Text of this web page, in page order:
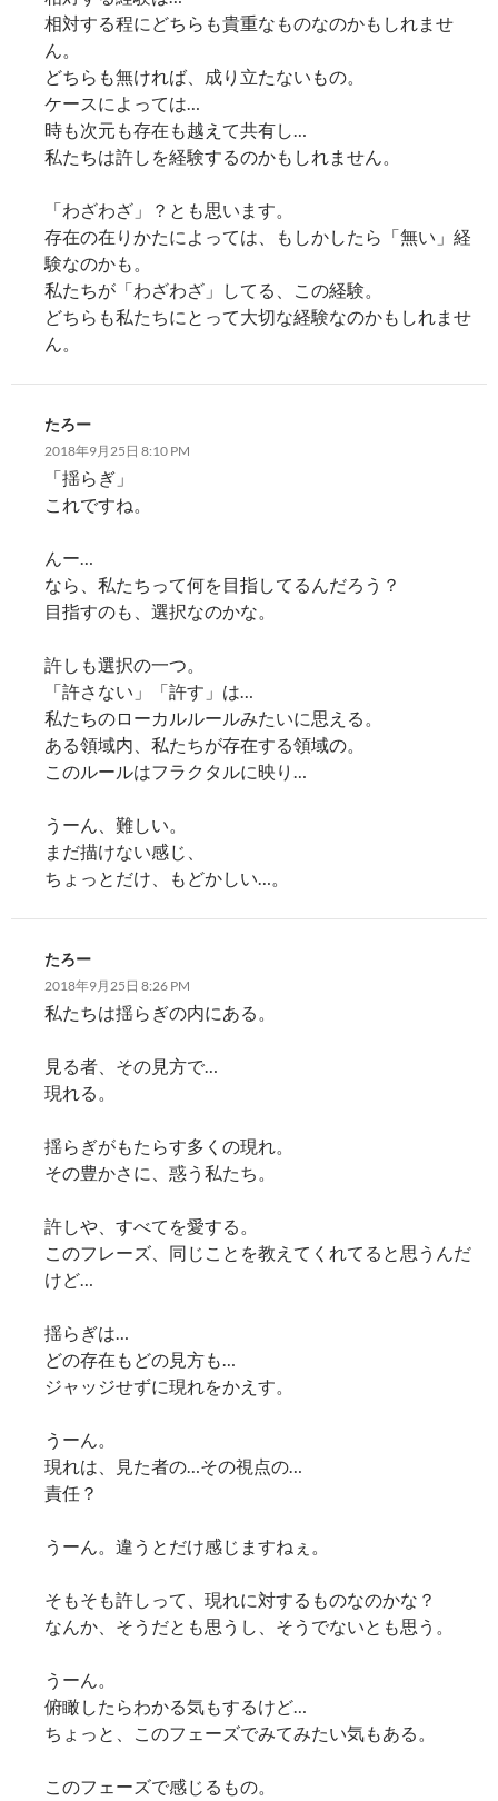
相対する程にどちらも貴重なものなのかもしれませ
ん。
どちらも無ければ、成り立たないもの。
ケースによっては…
時も次元も存在も越えて共有し…
私たちは許しを経験するのかもしれません。
「わざわざ」？とも思います。
存在の在りかたによっては、もしかしたら「無い」経
験なのかも。
私たちが「わざわざ」してる、この経験。
どちらも私たちにとって大切な経験なのかもしれませ
ん。
たろー
2018年9月25日 8:10 PM
「揺らぎ」
これですね。
んー…
なら、私たちって何を目指してるんだろう？
目指すのも、選択なのかな。
許しも選択の一つ。
「許さない」「許す」は…
私たちのローカルルールみたいに思える。
ある領域内、私たちが存在する領域の。
このルールはフラクタルに映り…
うーん、難しい。
まだ描けない感じ、
ちょっとだけ、もどかしい…。
たろー
2018年9月25日 8:26 PM
私たちは揺らぎの内にある。
見る者、その見方で…
現れる。
揺らぎがもたらす多くの現れ。
その豊かさに、惑う私たち。
許しや、すべてを愛する。
このフレーズ、同じことを教えてくれてると思うんだ
けど…
揺らぎは…
どの存在もどの見方も…
ジャッジせずに現れをかえす。
うーん。
現れは、見た者の…その視点の…
責任？
うーん。違うとだけ感じますねぇ。
そもそも許しって、現れに対するものなのかな？
なんか、そうだとも思うし、そうでないとも思う。
うーん。
俯瞰したらわかる気もするけど…
ちょっと、このフェーズでみてみたい気もある。
このフェーズで感じるもの。